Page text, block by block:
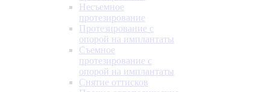
Несъемное
протезирование
Протезирование с
опорой на имплантаты
Съемное
протезирование с
опорой на имплантаты
Снятие оттисков